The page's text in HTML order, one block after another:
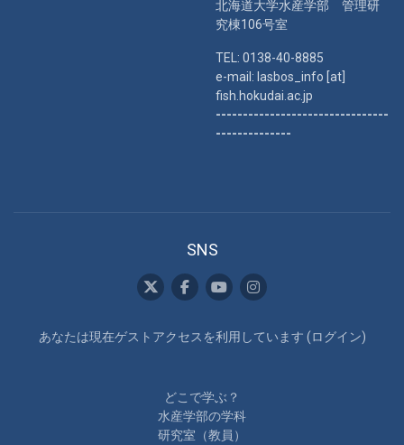
北海道大学水産学部 管理研
究棟106号室
TEL: 0138-40-8885
e-mail: lasbos_info [at]
fish.hokudai.ac.jp
--------------------------------
--------------
SNS
あなたは現在ゲストアクセスを利用しています (ログイン)
どこで学ぶ？
水産学部の学科
研究室（教員）